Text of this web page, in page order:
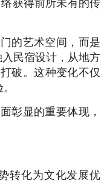
获得前所未有的传
的艺术空间，而是
民宿设计，从地方
破。这种变化不仅
彰显的重要体现，
转化为文化发展优